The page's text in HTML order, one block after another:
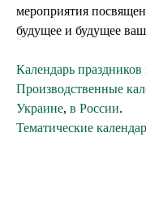
мероприятия
будущее и будущее
Календарь
Производственные
Украине, в России.
Тематические